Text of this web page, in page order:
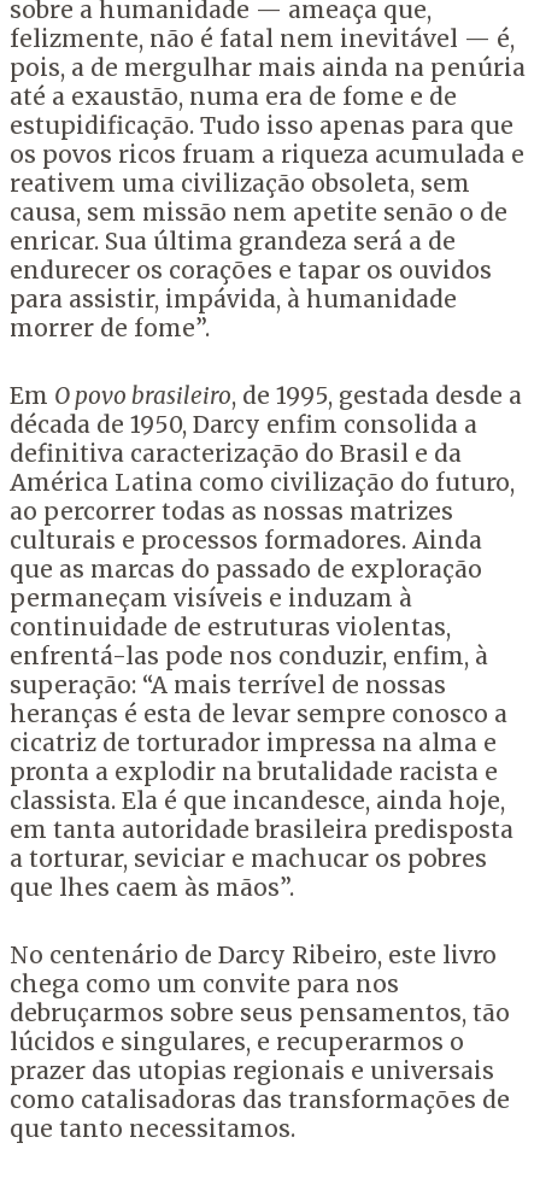
sobre a humanidade — ameaça que,
felizmente, não é fatal nem inevitável — é,
pois, a de mergulhar mais ainda na penúria
até a exaustão, numa era de fome e de
estupidificação. Tudo isso apenas para que
os povos ricos fruam a riqueza acumulada e
reativem uma civilização obsoleta, sem
causa, sem missão nem apetite senão o de
enricar. Sua última grandeza será a de
endurecer os corações e tapar os ouvidos
para assistir, impávida, à humanidade
morrer de fome”.
Em O povo brasileiro, de 1995, gestada desde a
década de 1950, Darcy enfim consolida a
definitiva caracterização do Brasil e da
América Latina como civilização do futuro,
ao percorrer todas as nossas matrizes
culturais e processos formadores. Ainda
que as marcas do passado de exploração
permaneçam visíveis e induzam à
continuidade de estruturas violentas,
enfrentá-las pode nos conduzir, enfim, à
superação: “A mais terrível de nossas
heranças é esta de levar sempre conosco a
cicatriz de torturador impressa na alma e
pronta a explodir na brutalidade racista e
classista. Ela é que incandesce, ainda hoje,
em tanta autoridade brasileira predisposta
a torturar, seviciar e machucar os pobres
que lhes caem às mãos”.
No centenário de Darcy Ribeiro, este livro
chega como um convite para nos
debruçarmos sobre seus pensamentos, tão
lúcidos e singulares, e recuperarmos o
prazer das utopias regionais e universais
como catalisadoras das transformações de
que tanto necessitamos.